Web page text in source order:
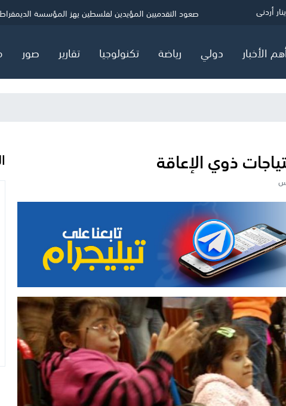
أمريكي
إسترليني
أردني حماس: ننتظر ردًا رسميًا بشأن خارطة المرحلة الثانية
الصحة بغزة: شهيد و5 إصابات خلال 24 ساعة
صعود التقدميين المؤيدين لفلسطين يهز المؤسسة
الأخبار دولي رياضة تكنولوجيا تقارير صور
ذوي الإعاقة